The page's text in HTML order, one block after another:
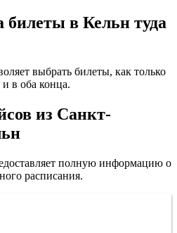
билеты в Кельн туда
выбрать билеты, как только
в оба конца.
из Санкт-
полную информацию о
расписания.